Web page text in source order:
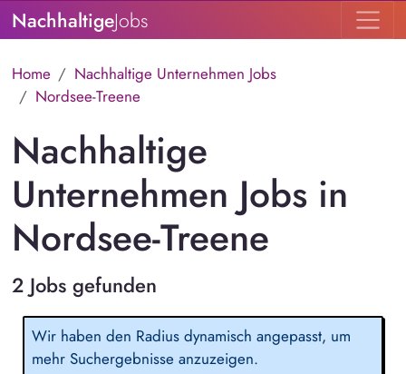
NachhaltigeJobs
Home
Nachhaltige Unternehmen Jobs
Nordsee-Treene
Nachhaltige
Unternehmen Jobs in
Nordsee-Treene
2 Jobs gefunden
Wir haben den Radius dynamisch angepasst, um
mehr Suchergebnisse anzuzeigen.